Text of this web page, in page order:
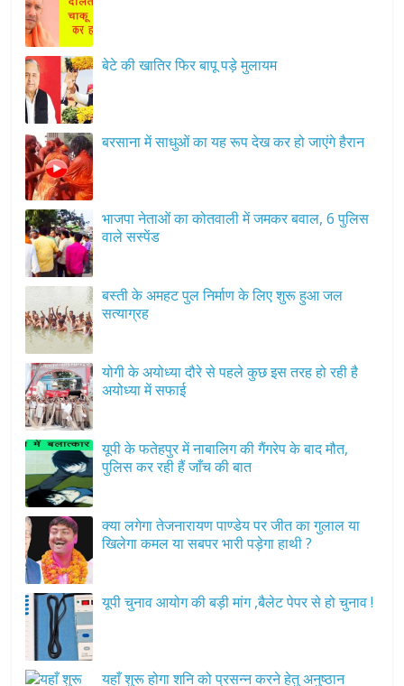
बेटे की खातिर फिर बापू पड़े मुलायम
बरसाना में साधुओं का यह रूप देख कर हो जाएंगे हैरान
भाजपा नेताओं का कोतवाली में जमकर बवाल, 6 पुलिस
वाले सस्पेंड
बस्ती के अमहट पुल निर्माण के लिए शुरू हुआ जल
सत्याग्रह
योगी के अयोध्या दौरे से पहले कुछ इस तरह हो रही है
अयोध्या में सफाई
यूपी के फतेहपुर में नाबालिग की गैंगरेप के बाद मौत,
पुलिस कर रही हैं जाँच की बात
क्या लगेगा तेजनारायण पाण्डेय पर जीत का गुलाल या
खिलेगा कमल या सबपर भारी पड़ेगा हाथी ?
यूपी चुनाव आयोग की बड़ी मांग ,बैलेट पेपर से हो चुनाव !
यहाँ शुरू होगा शनि को प्रसन्न करने हेतु अनुष्ठान